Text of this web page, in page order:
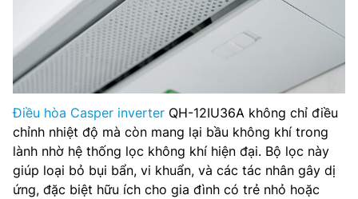
Điều hòa Casper inverter QH-12IU36A không chỉ điều
chỉnh nhiệt độ mà còn mang lại bầu không khí trong
lành nhờ hệ thống lọc không khí hiện đại. Bộ lọc này
giúp loại bỏ bụi bẩn, vi khuẩn, và các tác nhân gây dị
ứng, đặc biệt hữu ích cho gia đình có trẻ nhỏ hoặc